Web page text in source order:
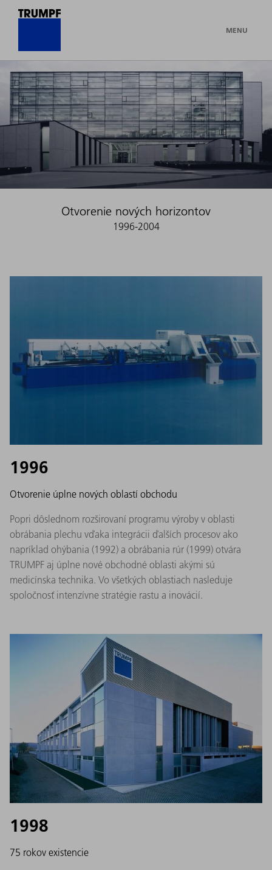
MENU
Otvorenie nových horizontov
1996-2004
1996
Otvorenie úplne nových oblastí obchodu
Popri dôslednom rozširovaní programu výroby v oblasti
obrábania plechu vďaka integrácii ďalších procesov ako
napríklad ohýbania (1992) a obrábania rúr (1999) otvára
TRUMPF aj úplne nové obchodné oblasti akými sú
medicínska technika. Vo všetkých oblastiach nasleduje
spoločnosť intenzívne stratégie rastu a inovácií.
1998
75 rokov existencie